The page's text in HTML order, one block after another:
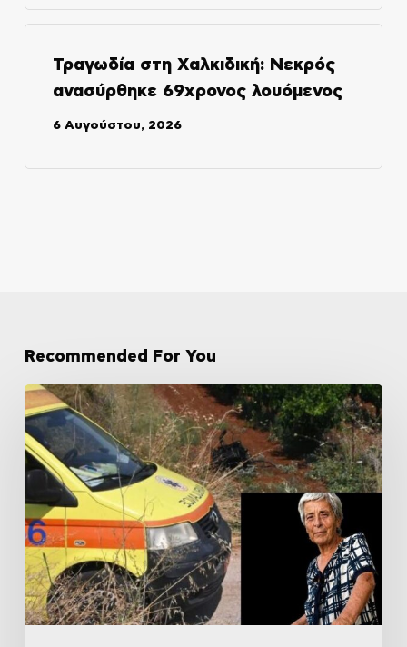
Τραγωδία στη Χαλκιδική: Νεκρός
ανασύρθηκε 69χρονος λουόμενος
6 Αυγούστου, 2026
Recommended For You